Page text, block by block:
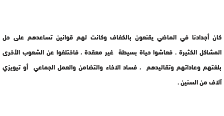
كان أجدادنا في الماضي يقنعون بالكفاف وكانت لهم قوانين تساعدهم على حل
المشاكل الكثيرة . فعاشوا حياة بسيطة غير معقدة ، فاختلفوا عن الشعوب الأخرى
بلغتهم وعاداتهم وتقاليدهم ، فساد الاخاء والتضامن والعمل الجماعي أو تيويزي
آلاف من السنين .